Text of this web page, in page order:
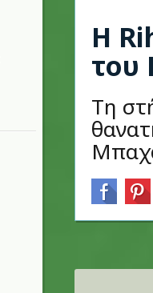
Η
του
Τη
Σελίδες